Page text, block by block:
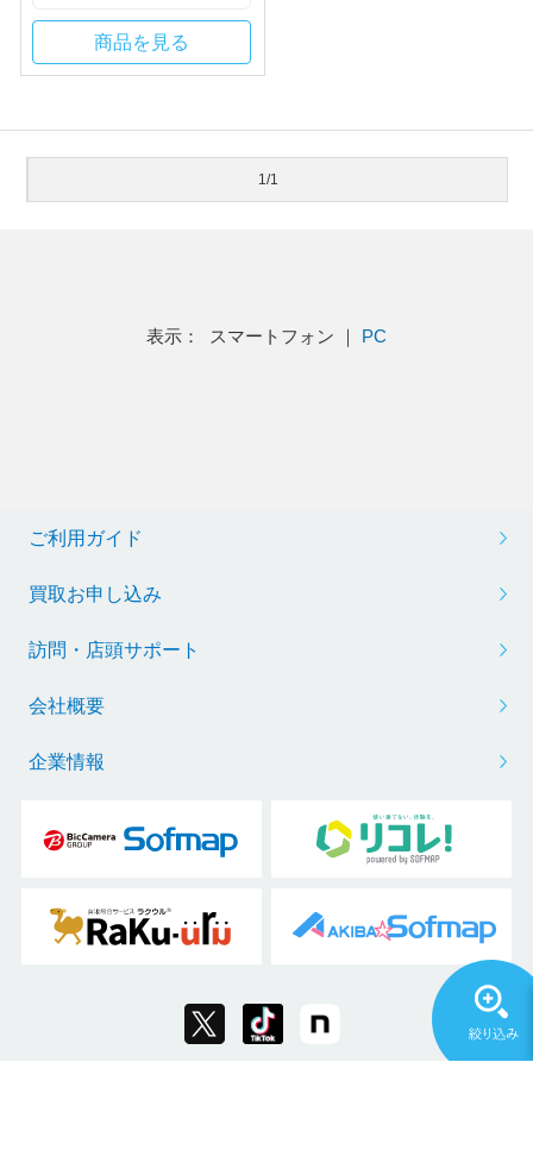
商品を見る
1/1
表示： スマートフォン ｜ PC
ご利用ガイド
買取お申し込み
訪問・店頭サポート
会社概要
企業情報